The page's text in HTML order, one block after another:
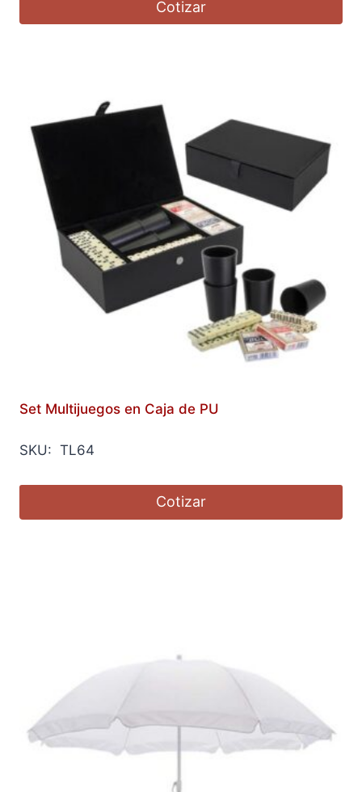
Cotizar
Set Multijuegos en Caja de PU
SKU: TL64
Cotizar